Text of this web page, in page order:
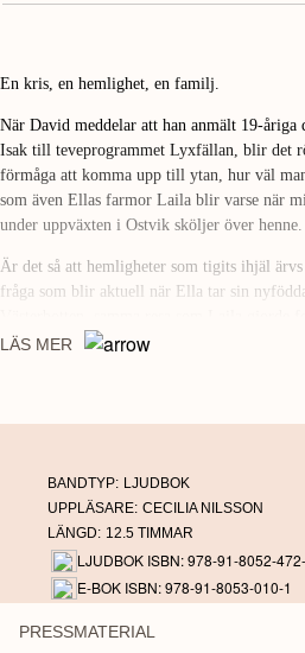
En kris, en hemlighet, en familj.
När David meddelar att han anmält 19-åriga
Isak till teveprogrammet Lyxfällan, blir det
förmåga att komma upp till ytan, hur väl
som även Ellas farmor Laila blir varse när
under uppväxten i Ostvik sköljer över henne.
Är det så att hemligheter som tigits ihjäl ärvs
fråga som blir aktuell när Ella tar sin
hållet.
LÄS MER
BANDTYP: LJUDBOK
UPPLÄSARE: CECILIA NILSSON
LÄNGD: 12.5 TIMMAR
LJUDBOK ISBN: 978-91-8052-
E-BOK ISBN: 978-91-8053-010-1
PRESSMATERIAL